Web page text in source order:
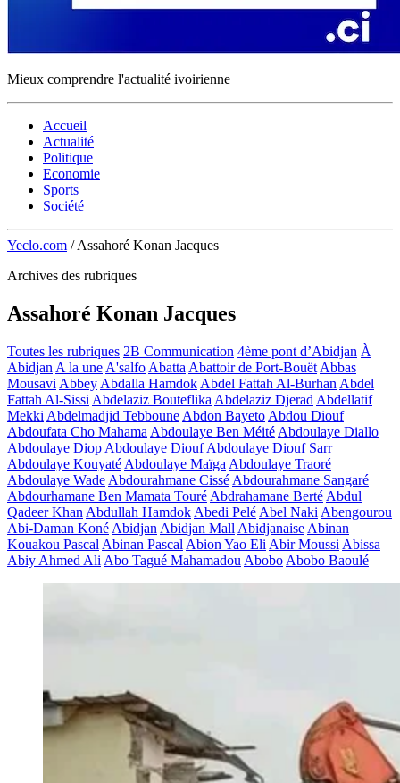
Mieux comprendre l'actualité ivoirienne
Accueil
Actualité
Politique
Economie
Sports
Société
Yeclo.com / Assahoré Konan Jacques
Archives des rubriques
Assahoré Konan Jacques
Toutes les rubriques 2B Communication 4ème pont d’Abidjan À
Abidjan A la une A'salfo Abatta Abattoir de Port-Bouët Abbas
Mousavi Abbey Abdalla Hamdok Abdel Fattah Al-Burhan Abdel
Fattah Al-Sissi Abdelaziz Bouteflika Abdelaziz Djerad Abdellatif
Mekki Abdelmadjid Tebboune Abdon Bayeto Abdou Diouf
Abdoufata Cho Mahama Abdoulaye Ben Méité Abdoulaye Diallo
Abdoulaye Diop Abdoulaye Diouf Abdoulaye Diouf Sarr
Abdoulaye Kouyaté Abdoulaye Maïga Abdoulaye Traoré
Abdoulaye Wade Abdourahmane Cissé Abdourahmane Sangaré
Abdourhamane Ben Mamata Touré Abdrahamane Berté Abdul
Qadeer Khan Abdullah Hamdok Abedi Pelé Abel Naki Abengourou
Abi-Daman Koné Abidjan Abidjan Mall Abidjanaise Abinan
Kouakou Pascal Abinan Pascal Abion Yao Eli Abir Moussi Abissa
Abiy Ahmed Ali Abo Tagué Mahamadou Abobo Abobo Baoulé